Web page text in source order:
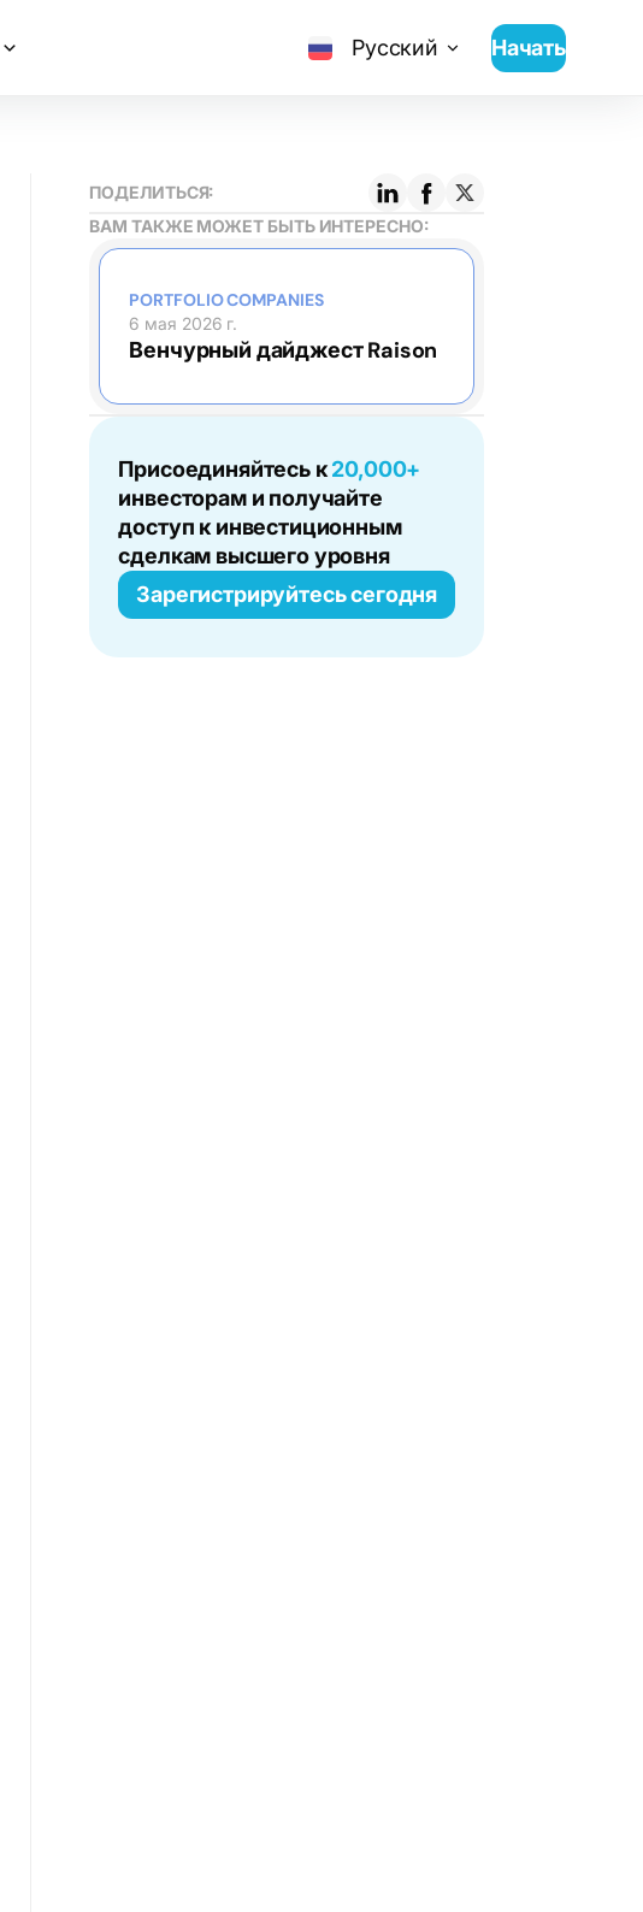
Русский Начать
ПОДЕЛИТЬСЯ:
ВАМ ТАКЖЕ МОЖЕТ БЫТЬ ИНТЕРЕСНО:
PORTFOLIO COMPANIES
6 мая 2026 г.
Венчурный дайджест Raison
Присоединяйтесь к20,000+
инвесторам и получайте
доступ к инвестиционным
сделкам высшего уровня
Зарегистрируйтесь сегодня